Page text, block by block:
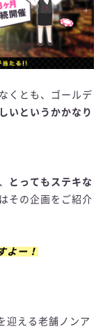
くとも、ゴールデ
いというかかなり
とってもステキな
その企画をご紹介
よー！
迎える老舗ノンア